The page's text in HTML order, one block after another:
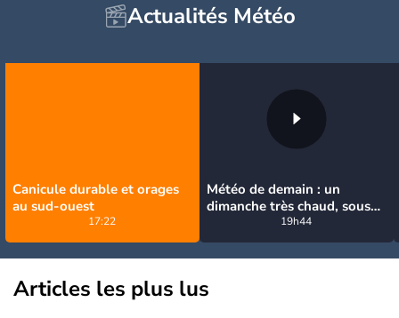
Actualités Météo
Canicule durable et orages
au sud-ouest
17:22
Météo de demain : un
dimanche très chaud, sous
la menace de quelques
orages
19h44
Articles les plus lus